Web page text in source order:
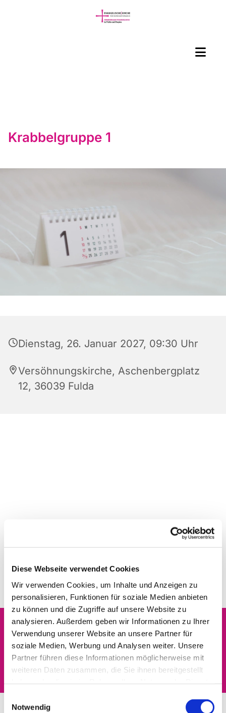
Diese Webseite verwendet Cookies
Wir verwenden Cookies, um Inhalte und Anzeigen zu
personalisieren, Funktionen für soziale Medien anbieten
zu können und die Zugriffe auf unsere Website zu
analysieren. Außerdem geben wir Informationen zu Ihrer
Verwendung unserer Website an unsere Partner für
soziale Medien, Werbung und Analysen weiter. Unsere
Partner führen diese Informationen möglicherweise mit
weiteren Daten zusammen, die Sie ihnen bereitgestellt
Notwendig
Krabbelgruppe 1
Dienstag, 26. Januar 2027, 09:30 Uhr
Versöhnungskirche, Aschenbergplatz
12, 36039 Fulda
Dies könnte Sie auch
interessieren